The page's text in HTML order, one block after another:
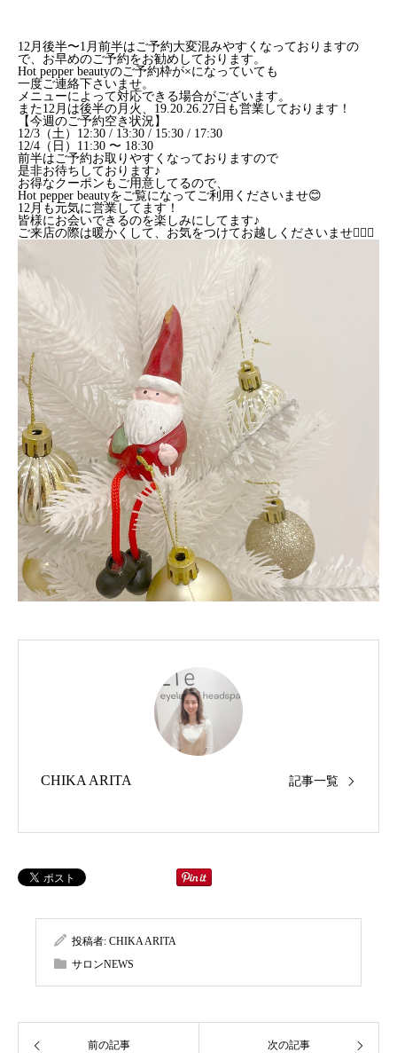
12月後半〜1月前半はご予約大変混みやすくなっておりますの
で、お早めのご予約をお勧めしております。
Hot pepper beautyのご予約枠が×になっていても
一度ご連絡下さいませ。
メニューによって対応できる場合がございます。
また12月は後半の月火、19.20.26.27日も営業しております！
【今週のご予約空き状況】
12/3（土）12:30 / 13:30 / 15:30 / 17:30
12/4（日）11:30 〜 18:30
前半はご予約お取りやすくなっておりますので
是非お待ちしております♪
お得なクーポンもご用意してるので、
Hot pepper beautyをご覧になってご利用くださいませ😊
12月も元気に営業してます！
皆様にお会いできるのを楽しみにしてます♪
ご来店の際は暖かくして、お気をつけてお越しくださいませ🙇🏽‍♀️
CHIKA ARITA 記事一覧
投稿者: CHIKA ARITA
サロンNEWS
前の記事 次の記事